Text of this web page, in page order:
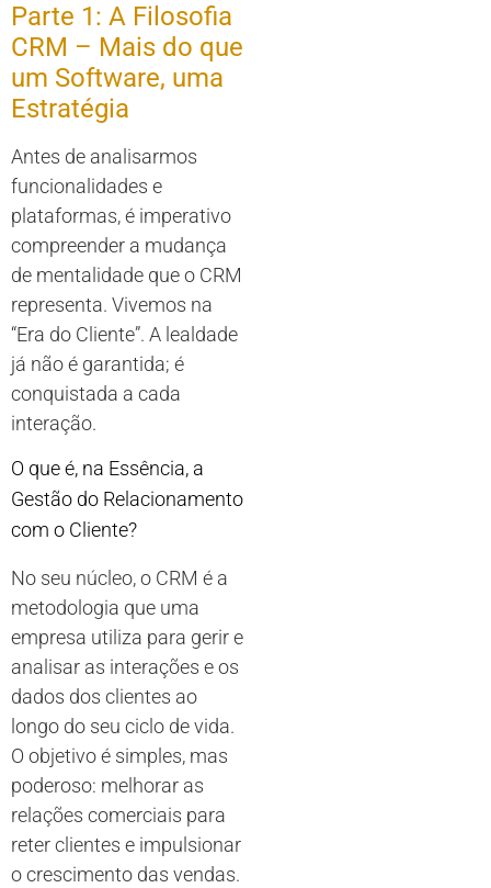
Parte 1: A Filosofia
CRM – Mais do que
um Software, uma
Estratégia
Antes de analisarmos
funcionalidades e
plataformas, é imperativo
compreender a mudança
de mentalidade que o CRM
representa. Vivemos na
“Era do Cliente”. A lealdade
já não é garantida; é
conquistada a cada
interação.
O que é, na Essência, a
Gestão do Relacionamento
com o Cliente?
No seu núcleo, o CRM é a
metodologia que uma
empresa utiliza para gerir e
analisar as interações e os
dados dos clientes ao
longo do seu ciclo de vida.
O objetivo é simples, mas
poderoso: melhorar as
relações comerciais para
reter clientes e impulsionar
o crescimento das vendas.